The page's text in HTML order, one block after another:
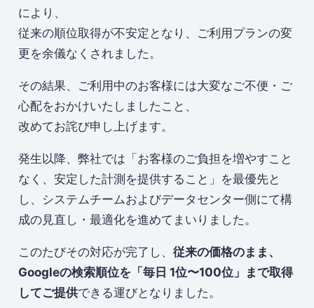
により、
従来の順位取得が不安定となり、ご利用プランの変
更を余儀なくされました。
その結果、ご利用中のお客様には大変なご不便・ご
心配をおかけいたしましたこと、
改めてお詫び申し上げます。
発生以降、弊社では「お客様のご負担を増やすこと
なく、安定した計測を提供すること」を最優先と
し、システムチームおよびデータセンター側にて構
成の見直し・最適化を進めてまいりました。
このたびその対応が完了し、 従来の価格のまま、
Googleの検索順位を「毎日 1位〜100位」まで取得
してご提供できる運びとなりました。